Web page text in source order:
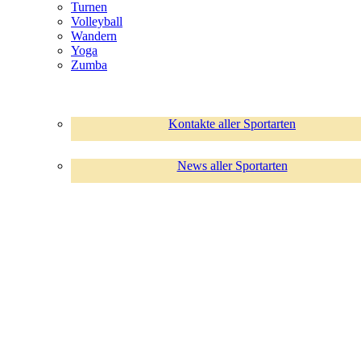
Turnen
Volleyball
Wandern
Yoga
Zumba
Kontakte aller Sportarten
News aller Sportarten